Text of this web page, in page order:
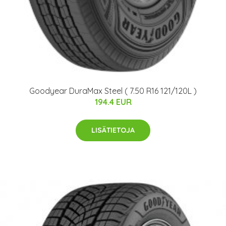
Goodyear DuraMax Steel ( 7.50 R16 121/120L )
194.4 EUR
LISÄTIETOJA